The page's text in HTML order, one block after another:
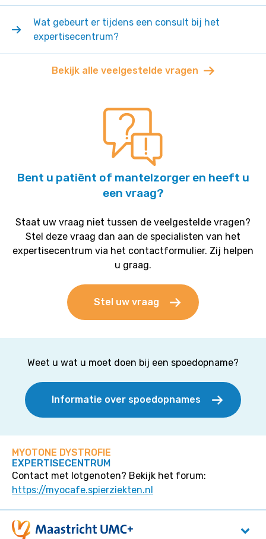
Wat gebeurt er tijdens een consult bij het
expertisecentrum?
Bekijk alle veelgestelde vragen
Bent u patiënt of mantelzorger en heeft u
een vraag?
Staat uw vraag niet tussen de veelgestelde vragen?
Stel deze vraag dan aan de specialisten van het
expertisecentrum via het contactformulier. Zij helpen
u graag.
Stel uw vraag
Weet u wat u moet doen bij een spoedopname?
Informatie over spoedopnames
MYOTONE DYSTROFIE
EXPERTISECENTRUM
Contact met lotgenoten? Bekijk het forum:
https://myocafe.spierziekten.nl